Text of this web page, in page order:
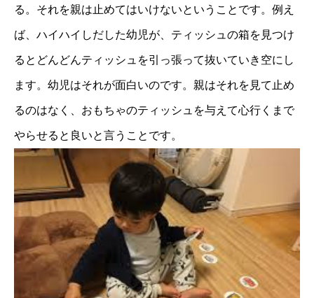
る。それを親は止めてはいけないということです。例え
ば、ハイハイしだした幼児が、ティッシュの箱を見つけ
るとどんどんティッシュを引っ張って抜いていき空にし
ます。幼児はそれが面白いのです。親はそれを見て止め
るのはなく、おもちゃのティッシュを与えて心行くまで
やらせると良いと言うことです。
BLOG